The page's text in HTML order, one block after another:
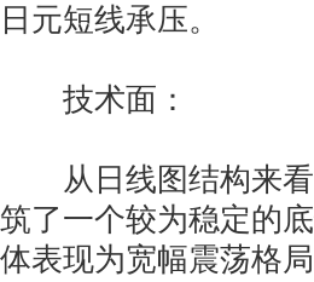
日元短线承压。
技术面：
从日线图结构来看
筑了一个较为稳定的
体表现为宽幅震荡格局